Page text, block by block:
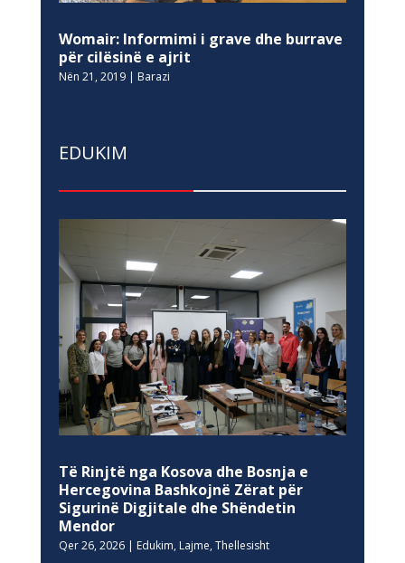
Womair: Informimi i grave dhe burrave
për cilësinë e ajrit
Nën 21, 2019| Barazi
EDUKIM
Të Rinjtë nga Kosova dhe Bosnja e
Hercegovina Bashkojnë Zërat për
Sigurinë Digjitale dhe Shëndetin
Mendor
Qer 26, 2026| Edukim, Lajme, Thellesisht